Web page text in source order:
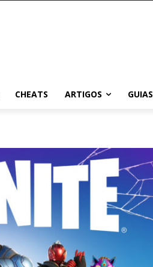
CHEATS ARTIGOS GUIAS